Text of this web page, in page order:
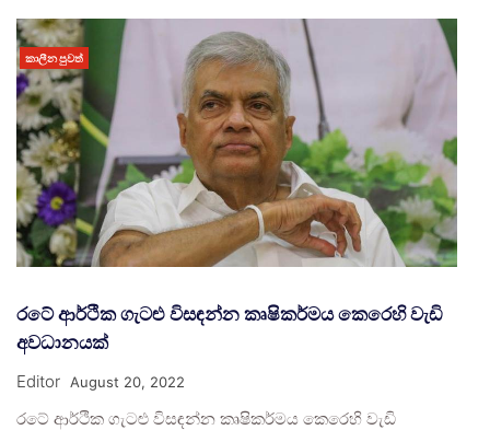
කාලීන පුවත්
රටේ ආර්ථික ගැටළු විසඳන්න කෘෂිකර්මය කෙරෙහි වැඩි
අවධානයක්
Editor August 20, 2022
රටේ ආර්ථික ගැටළු විසඳන්න කෘෂිකර්මය කෙරෙහි වැඩි